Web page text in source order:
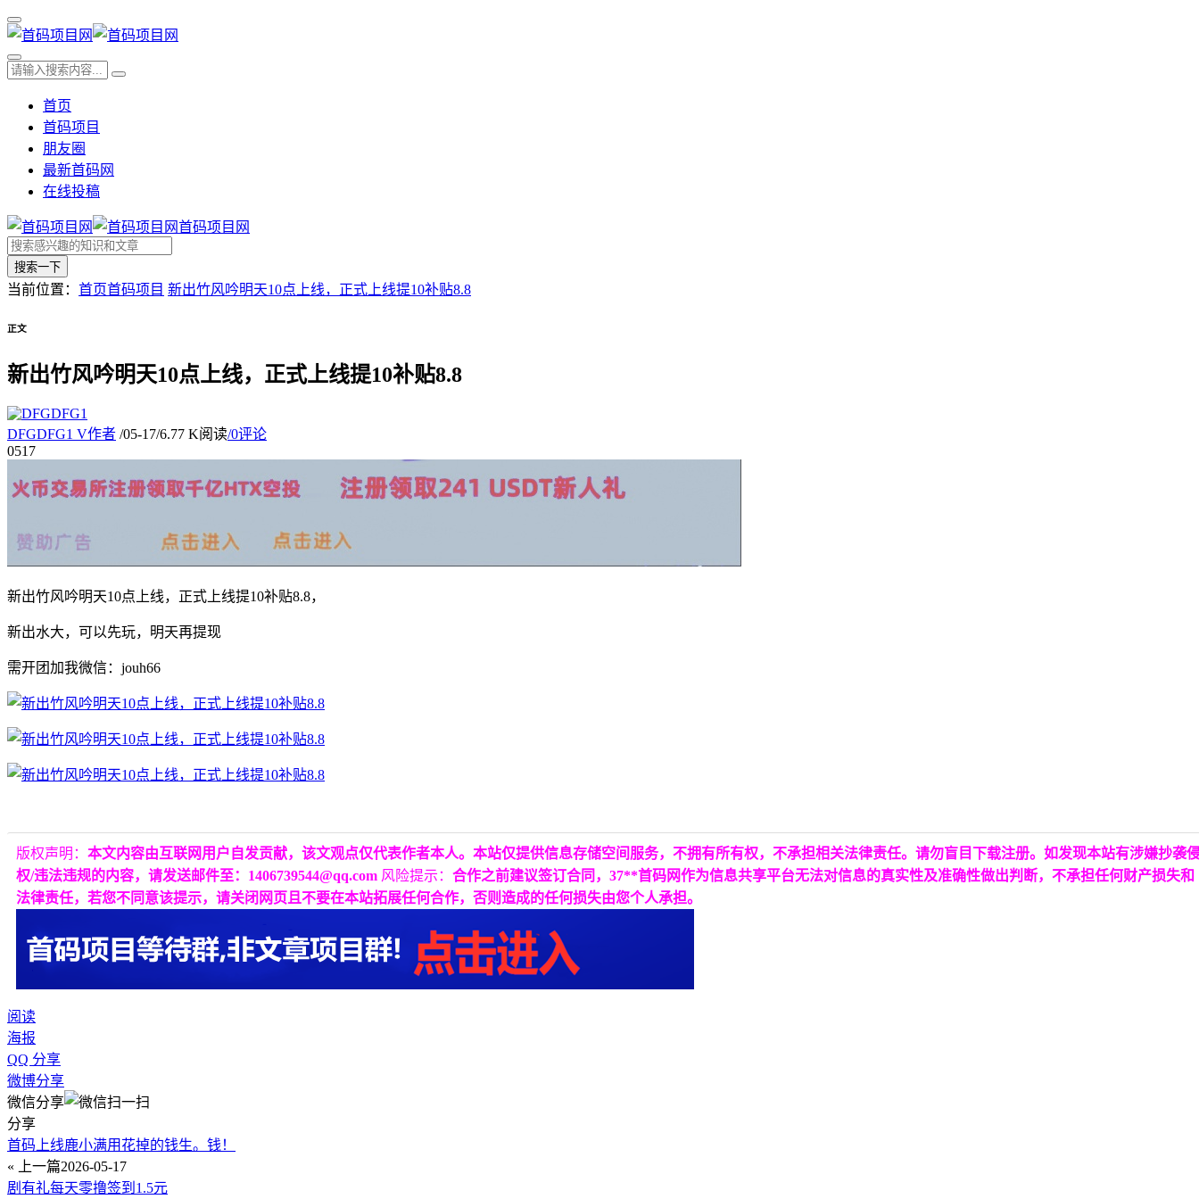
首页
首码项目
朋友圈
最新首码网
在线投稿
首码项目网
搜索一下
当前位置： 首页首码项目 新出竹风吟明天10点上线，正式上线提10补贴8.8
正文
新出竹风吟明天10点上线，正式上线提10补贴8.8
DFGDFG1 V作者 /05-17/6.77 K阅读/0评论
0517
新出竹风吟明天10点上线，正式上线提10补贴8.8，
新出水大，可以先玩，明天再提现
需开团加我微信：jouh66
版权声明： 本文内容由互联网用户自发贡献，该文观点仅代表作者本人。本站仅提供信息存储空间服务，不拥有所有权，不承担相关法律责任。请勿盲目下载注册。如发现本站有涉嫌抄袭
权/违法违规的内容，请发送邮件至：1406739544@qq.com 风险提示： 合作之前建议签订合同，37**首码网作为信息共享平台无法对信息的真实性及准确性做出判断，不承担任何财产损失和
法律责任，若您不同意该提示，请关闭网页且不要在本站拓展任何合作，否则造成的任何损失由您个人承担。
阅读
海报
QQ 分享
微博分享
微信分享
分享
首码上线鹿小满用花掉的钱生。钱！
« 上一篇2026-05-17
剧有礼每天零撸签到1.5元